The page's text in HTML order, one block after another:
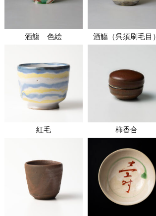
酒觴 色絵 酒觴（呉須刷毛目）
紅毛 柿香合